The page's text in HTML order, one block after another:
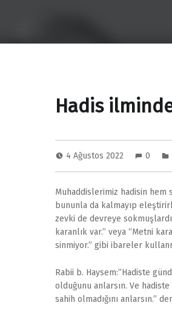
Hadis
4 Ağustos 2022 0
Muhaddislerimiz hadisin
bununla da kalmayıp
zevki de devreye
karanlık var.” veya “Metni
sinmiyor.” gibi ibareler
Rabii b. Haysem:”Hadiste
olduğunu anlarsın. Ve
sahih olmadığını anlarsın.”